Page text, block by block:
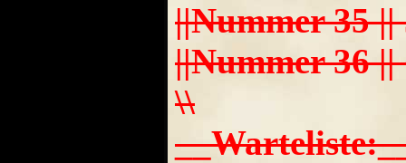
||Nummer 35 ||
||Nummer 36 ||
\\